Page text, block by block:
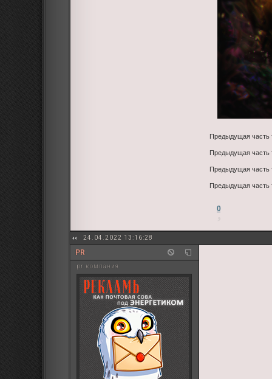
Предыдущая
Предыдущая
Предыдущая
Предыдущая
0
24.04.2022 13:16:28
PR
pr компания